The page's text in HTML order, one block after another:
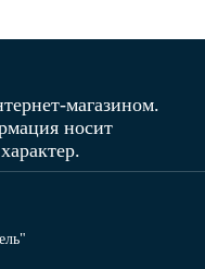
магазином.
носит